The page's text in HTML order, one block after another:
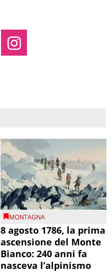
MONTAGNA
8 agosto 1786, la prima
ascensione del Monte
Bianco: 240 anni fa
nasceva l’alpinismo